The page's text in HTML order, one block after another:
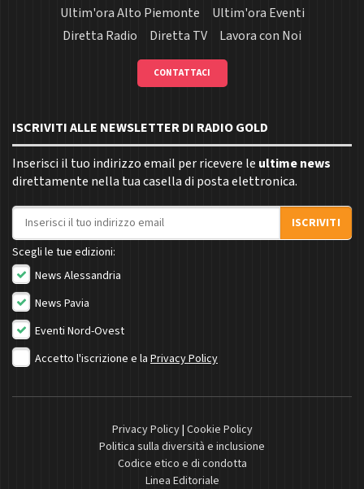
Ultim'ora Alto Piemonte
Ultim'ora Eventi
Diretta Radio
Diretta TV Lavora con Noi
CONTATTACI
ISCRIVITI ALLE NEWSLETTER DI RADIO GOLD
Inserisci il tuo indirizzo email per ricevere le ultime news
direttamente nella tua casella di posta elettronica.
Indirizzo email
ISCRIVITI
Scegli le tue edizioni:
News Alessandria
News Pavia
Eventi Nord-Ovest
Accetto l'iscrizione e la Privacy Policy
Privacy Policy| Cookie Policy
Politica sulla diversità e inclusione
Codice etico e di condotta
Linea Editoriale